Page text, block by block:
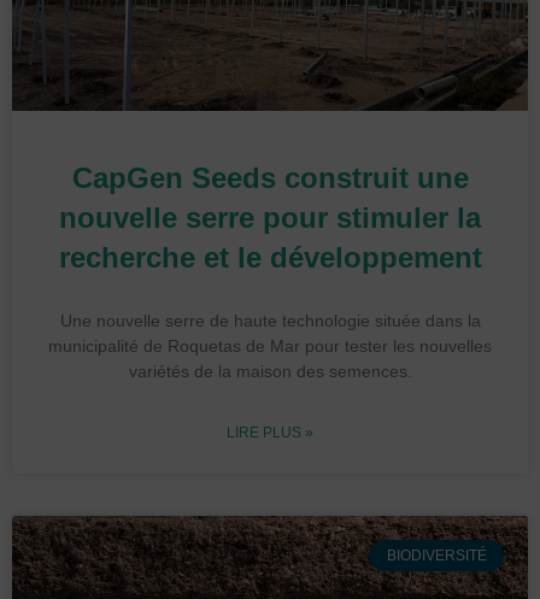
CapGen Seeds construit une
nouvelle serre pour stimuler la
recherche et le développement
Une nouvelle serre de haute technologie située dans la
municipalité de Roquetas de Mar pour tester les nouvelles
variétés de la maison des semences.
LIRE PLUS »
BIODIVERSITÉ